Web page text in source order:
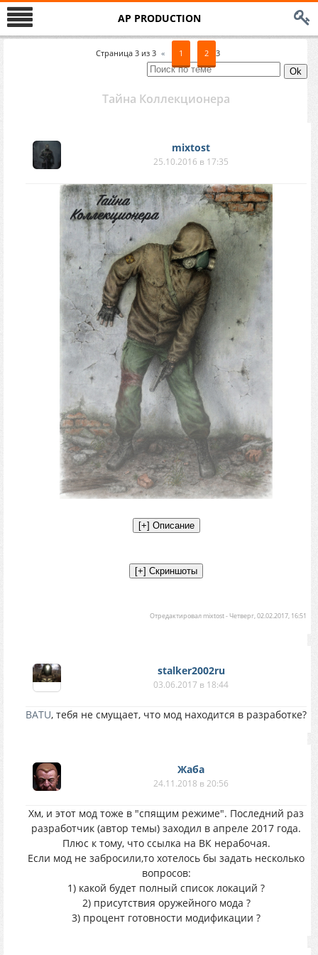
AP PRODUCTION
Страница 3 из 3 « 1 2 3
Тайна Коллекционера
mixtost
25.10.2016 в 17:35
Отредактировал mixtost-Четверг, 02.02.2017, 16:51
stalker2002ru
03.06.2017 в 18:44
BATU, тебя не смущает, что мод находится в разработке?
Жаба
24.11.2018 в 20:56
Хм, и этот мод тоже в "спящим режиме". Последний раз
разработчик (автор темы) заходил в апреле 2017 года.
Плюс к тому, что ссылка на ВК нерабочая.
Если мод не забросили,то хотелось бы задать несколько
вопросов:
1) какой будет полный список локаций ?
2) присутствия оружейного мода ?
3) процент готовности модификации ?